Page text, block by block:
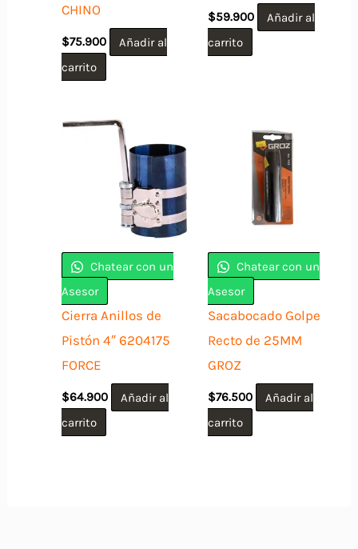
CHINO
$75.900
Añadir al
carrito
$59.900
Añadir al
carrito
Chatear con un
Asesor
Cierra Anillos de
Pistón 4″ 6204175
FORCE
$64.900
Añadir al
carrito
Chatear con un
Asesor
Sacabocado Golpe
Recto de 25MM
GROZ
$76.500
Añadir al
carrito